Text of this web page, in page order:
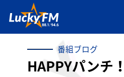
番組ブログ
HAPPYパンチ！